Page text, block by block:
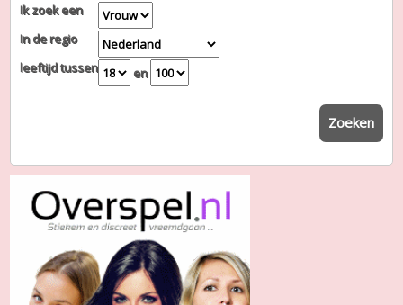
Ik zoek een
In de regio
leeftijd tussen
en
Zoeken